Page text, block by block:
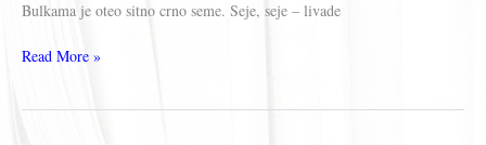
Bulkama je oteo sitno crno seme. Seje, seje – livade
Mira
Read More »